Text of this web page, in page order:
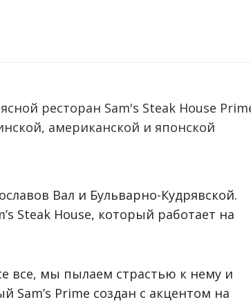
ресторан Sam's Steak House
американской и японской
Вал и Бульварно-Кудрявской.
Steak House, который работает на
все, мы пылаем страстью к нему и
Prime создан с акцентом на